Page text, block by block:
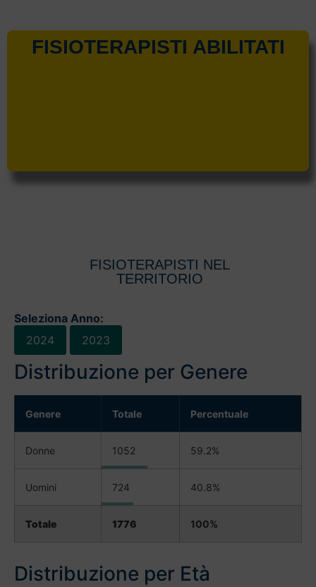
FISIOTERAPISTI ABILITATI
FISIOTERAPISTI NEL
TERRITORIO
Seleziona Anno:
2024
2023
Distribuzione per Genere
Genere Totale Percentuale
Donne 1052 59.2%
Uomini 724 40.8%
Totale 1776 100%
Distribuzione per Età